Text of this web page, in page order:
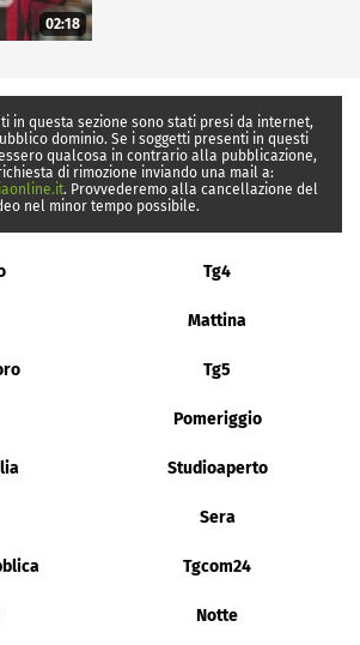
02:18
in questa sezione sono stati presi da internet,
dominio. Se i soggetti presenti in questi
qualcosa in contrario alla pubblicazione,
di rimozione inviando una mail a:
. Provvederemo alla cancellazione del
nel minor tempo possibile.
Tg4
Mattina
Tg5
Pomeriggio
Studioaperto
Sera
Tgcom24
Notte